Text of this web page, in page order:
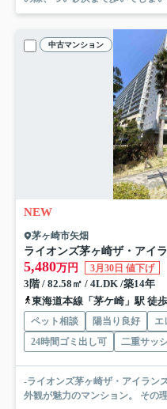
中古マンション
NEW
茅ヶ崎市矢畑
ライオンズ茅ヶ崎ザ・アイ
5,480万円 3月30日 値下げ
3階 / 82.58㎡ / 4LDK /築14年
東海道本線「茅ケ崎」駅 徒
ペット相談 陽当り良好 エ
24時間ゴミ出し可
二重サッ
-ライオンズ茅ヶ崎ザ・アイラン
外観が魅力のマンション。 その